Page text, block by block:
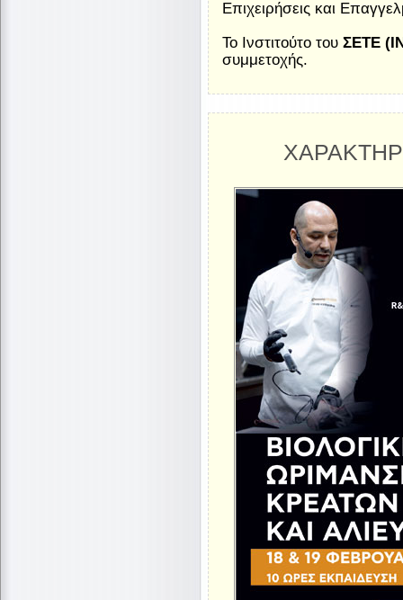
Επιχειρήσεις και
To Ινστιτούτο του ΣΕΤΕ
συμμετοχής.